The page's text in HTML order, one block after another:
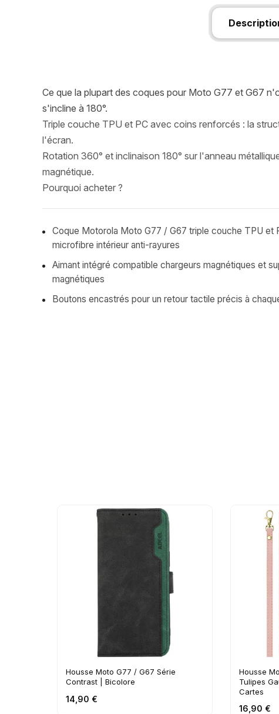
Ce que la plupart des coques pour Moto G77 et G67
s'incline à 180°.
Triple couche TPU et PC avec coins renforcés : la
l'écran.
Rotation 360° et inclinaison 180° sur l'anneau
magnétique.
Pourquoi acheter ?
Coque Motorola Moto G77 / G67 triple couche TPU et
microfibre intérieur anti-rayures
Aimant intégré compatible chargeurs magnétiques et
magnétiques
Boutons encastrés pour un retour tactile précis à
Housse Moto G77 / G67 Série
Contrast | Bicolore
14,90 €
Housse
Tulipes
Cartes
16,90 €